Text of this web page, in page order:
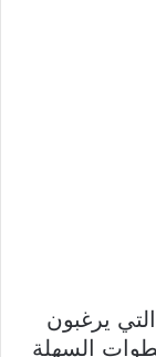
يرغبون
السهلة